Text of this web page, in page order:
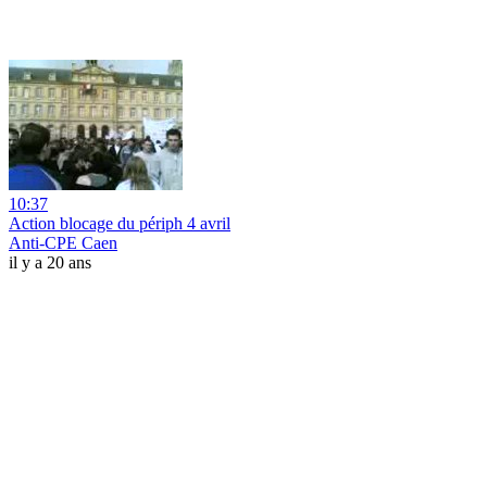
10:37
Action blocage du périph 4 avril
Anti-CPE Caen
il y a 20 ans